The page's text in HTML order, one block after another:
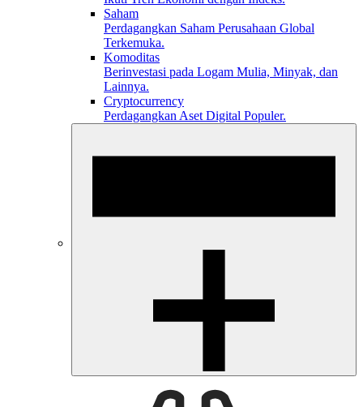
Saham
Perdagangkan Saham Perusahaan Global
Terkemuka.
Komoditas
Berinvestasi pada Logam Mulia, Minyak, dan
Lainnya.
Cryptocurrency
Perdagangkan Aset Digital Populer.